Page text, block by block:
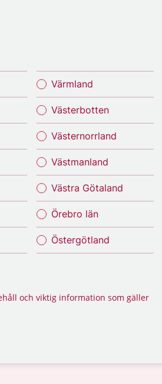
Värmland
Västerbotten
Västernorrland
Västmanland
Västra Götaland
Örebro län
Östergötland
och viktig information som gäller